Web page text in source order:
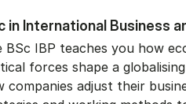
in In­ter­na­tion­al Busi­ness
BSc IBP teaches you how
forces shape a
companies adjust their